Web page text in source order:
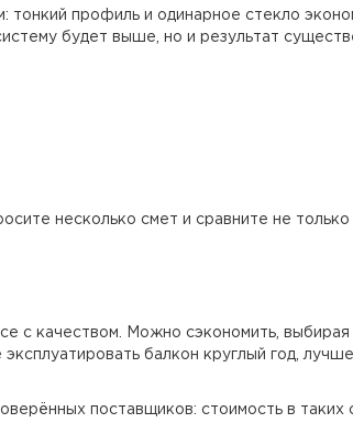
тонкий профиль и одинарное стекло
будет выше, но и результат
несколько смет и сравните не только
с качеством. Можно сэкономить,
балкон круглый год,
поставщиков: стоимость в таких